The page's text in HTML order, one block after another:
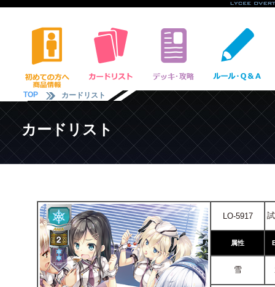
TOP カードリスト
カードリスト
LO-5917
属性
雪